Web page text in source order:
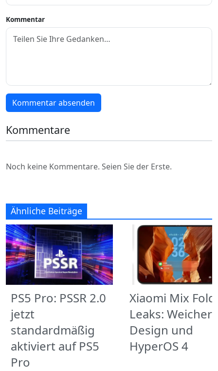
Kommentar
Kommentar absenden
Kommentare
Noch keine Kommentare. Seien Sie der Erste.
Ähnliche Beiträge
PS5 Pro: PSSR 2.0
jetzt
standardmäßig
aktiviert auf PS5
Pro
Xiaomi Mix
Leaks:
Design und
HyperOS 4